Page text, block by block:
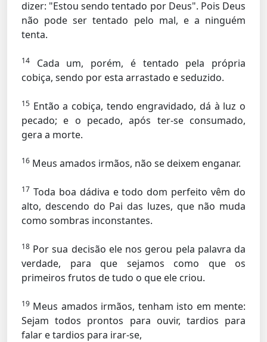
dizer: "Estou sendo tentado por Deus". Pois Deus
não pode ser tentado pelo mal, e a ninguém
tenta.
14
Cada um, porém, é tentado pela própria
cobiça, sendo por esta arrastado e seduzido.
15 Então a cobiça, tendo engravidado, dá à luz o
pecado; e o pecado, após ter-se consumado,
gera a morte.
16 Meus amados irmãos, não se deixem enganar.
17 Toda boa dádiva e todo dom perfeito vêm do
alto, descendo do Pai das luzes, que não muda
como sombras inconstantes.
18 Por sua decisão ele nos gerou pela palavra da
verdade, para que sejamos como que os
primeiros frutos de tudo o que ele criou.
19 Meus amados irmãos, tenham isto em mente:
Sejam todos prontos para ouvir, tardios para
falar e tardios para irar-se,